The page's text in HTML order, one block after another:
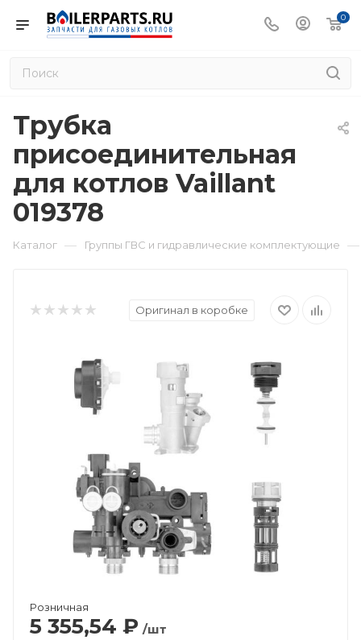
0
Трубка
присоединительная
для котлов Vaillant
019378
Каталог — Группы ГВС и гидравлические комплектующие —
Оригинал в коробке
Розничная
5 355,54 ₽ /шт